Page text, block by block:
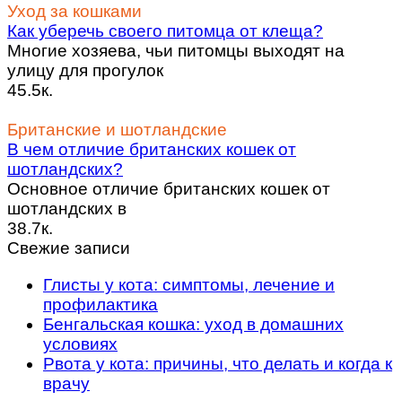
Уход за кошками
Как уберечь своего питомца от клеща?
Многие хозяева, чьи питомцы выходят на
улицу для прогулок
45.5к.
Британские и шотландские
В чем отличие британских кошек от
шотландских?
Основное отличие британских кошек от
шотландских в
38.7к.
Свежие записи
Глисты у кота: симптомы, лечение и
профилактика
Бенгальская кошка: уход в домашних
условиях
Рвота у кота: причины, что делать и когда к
врачу